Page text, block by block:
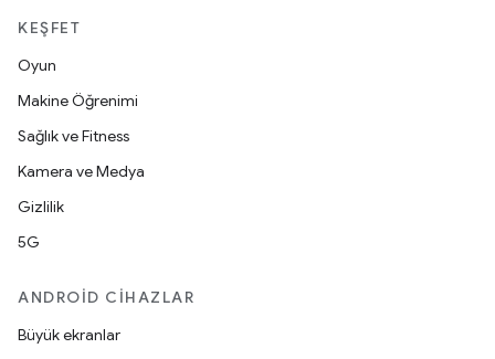
KEŞFET
Oyun
Makine Öğrenimi
Sağlık ve Fitness
Kamera ve Medya
Gizlilik
5G
ANDROID CIHAZLAR
Büyük ekranlar